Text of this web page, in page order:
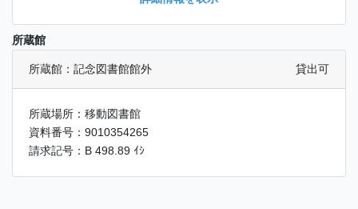
所蔵館
所蔵館：記念図書館館外 貸出可
所蔵場所：移動図書館
資料番号：9010354265
請求記号：B 498.89 ｲｼ